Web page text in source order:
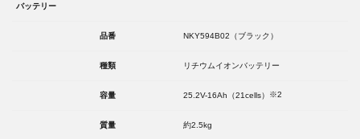
バッテリー
品番 NKY594B02（ブラック）
種類 リチウムイオンバッテリー
容量 25.2V-16Ah（21cells） ※2
質量 約2.5kg